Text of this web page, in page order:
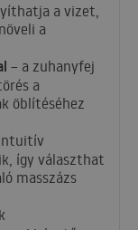
a vizet,
a
– a zuhanyfej
a
öblítéséhez
így választhat
masszázs